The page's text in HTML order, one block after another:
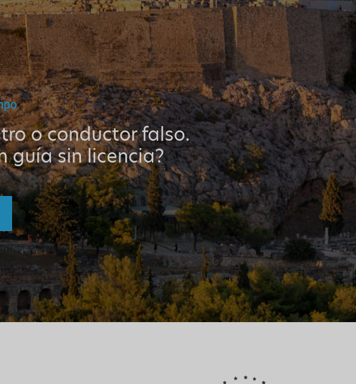
o conductor falso.
guía sin licencia?